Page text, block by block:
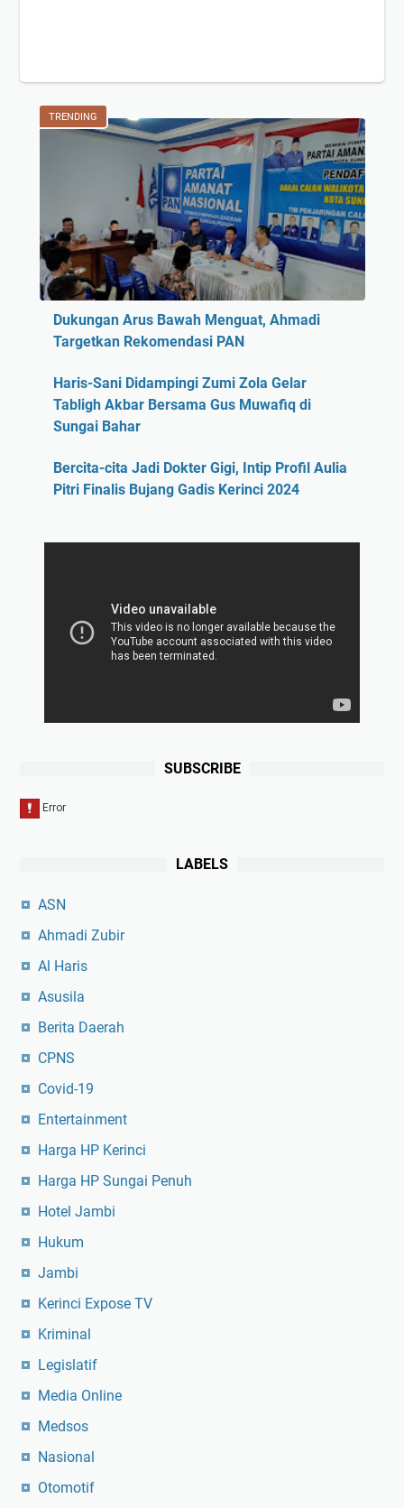
TRENDING
Dukungan Arus Bawah Menguat, Ahmadi
Targetkan Rekomendasi PAN
Haris-Sani Didampingi Zumi Zola Gelar
Tabligh Akbar Bersama Gus Muwafiq di
Sungai Bahar
Bercita-cita Jadi Dokter Gigi, Intip Profil Aulia
Pitri Finalis Bujang Gadis Kerinci 2024
SUBSCRIBE
LABELS
ASN
Ahmadi Zubir
Al Haris
Asusila
Berita Daerah
CPNS
Covid-19
Entertainment
Harga HP Kerinci
Harga HP Sungai Penuh
Hotel Jambi
Hukum
Jambi
Kerinci Expose TV
Kriminal
Legislatif
Media Online
Medsos
Nasional
Otomotif